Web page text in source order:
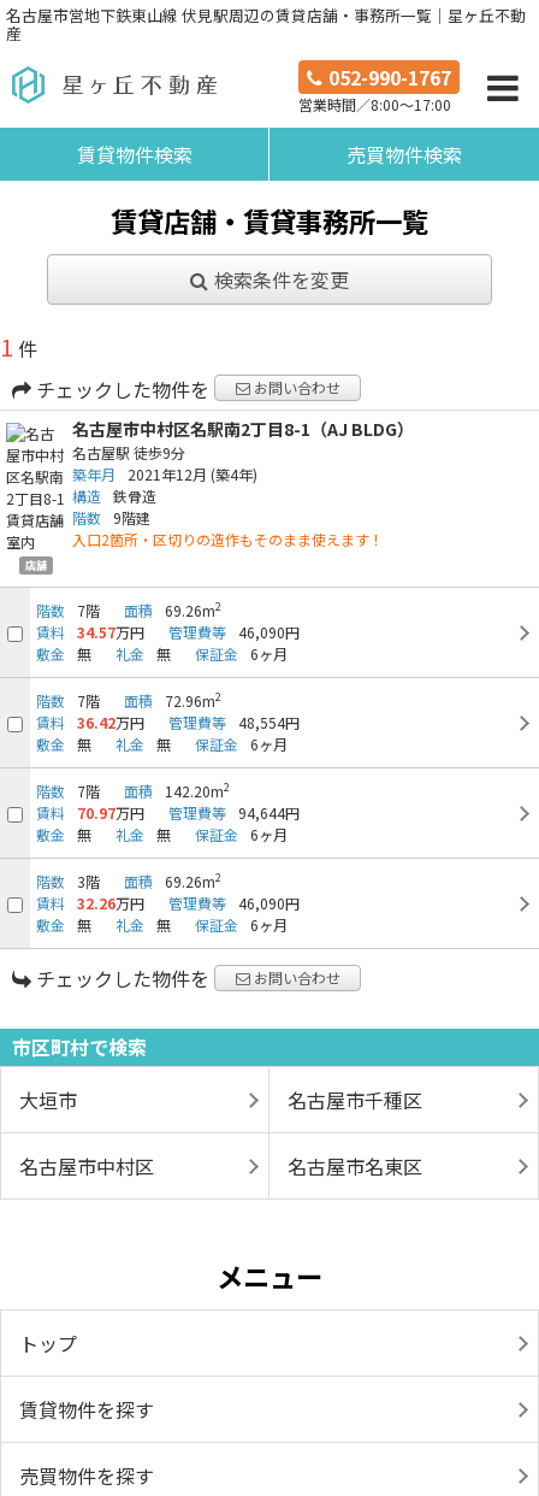
名古屋市営地下鉄東山線 伏見駅周辺の賃貸店舗・事務所一覧｜星ヶ丘不動
産
052-990-1767
営業時間／8:00～17:00
賃貸物件検索 売買物件検索
賃貸店舗・賃貸事務所一覧
検索条件を変更
1 件
チェックした物件を
お問い合わせ
店舗
名古屋市中村区名駅南2丁目8-1（AJ BLDG）
名古屋駅 徒歩9分
築年月
2021年12月 (築4年)
構造 鉄骨造
階数 9階建
入口2箇所・区切りの造作もそのまま使えます！
階数 7階 面積 69.26m2
賃料 34.57万円 管理費等 46,090円
敷金
無 礼金 無 保証金 6ヶ月
階数 7階 面積 72.96m2
賃料 36.42万円 管理費等 48,554円
敷金
無 礼金 無 保証金 6ヶ月
階数 7階 面積 142.20m2
賃料 70.97万円 管理費等 94,644円
敷金
無 礼金 無 保証金 6ヶ月
階数 3階 面積 69.26m2
賃料 32.26万円 管理費等 46,090円
敷金
無 礼金 無 保証金 6ヶ月
チェックした物件を お問い合わせ
市区町村で検索
大垣市
名古屋市千種区
名古屋市中村区 名古屋市名東区
メニュー
トップ
賃貸物件を探す
売買物件を探す